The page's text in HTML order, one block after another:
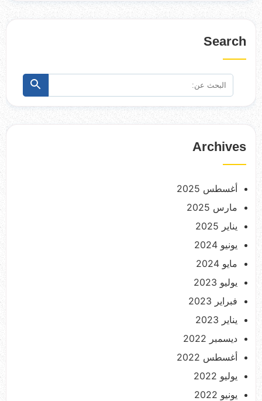
Search
البحث
عن:
ابحث
Archives
أغسطس 2025
مارس 2025
يناير 2025
يونيو 2024
مايو 2024
يوليو 2023
فبراير 2023
يناير 2023
ديسمبر 2022
أغسطس 2022
يوليو 2022
يونيو 2022